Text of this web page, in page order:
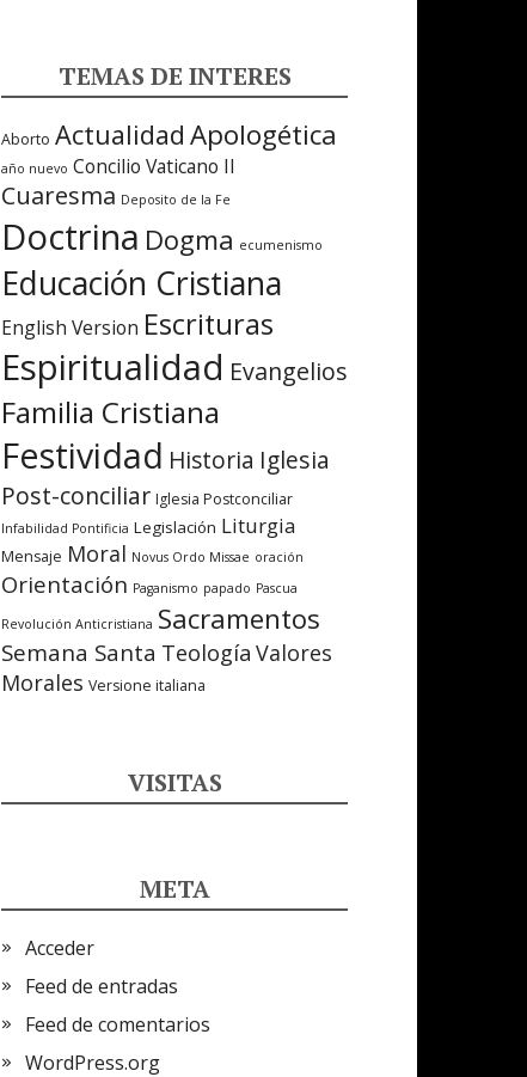
TEMAS DE INTERES
Aborto Actualidad Apologética
año nuevo Concilio Vaticano II
Cuaresma Deposito de la Fe
Doctrina Dogma ecumenismo
Educación Cristiana
English Version Escrituras
Espiritualidad Evangelios
Familia Cristiana
Festividad Historia Iglesia
Post-conciliar Iglesia Postconciliar
Infabilidad Pontificia Legislación Liturgia
Mensaje Moral Novus Ordo Missae oración
Orientación Paganismo papado Pascua
Revolución Anticristiana Sacramentos
Semana Santa Teología Valores
Morales Versione italiana
VISITAS
META
Acceder
Feed de entradas
Feed de comentarios
WordPress.org